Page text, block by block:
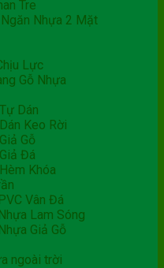
Tre
Nhựa 2 Mặt
Lực
Gỗ Nhựa
Dán
Keo Rời
Gỗ
Đá
Khóa
Vân Đá
Lam Sóng
Giả Gỗ
ngoài trời